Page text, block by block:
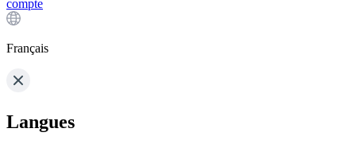
compte
Français
Langues